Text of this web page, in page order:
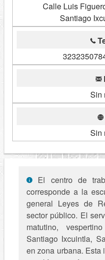
Calle Luis
Santiago
Sin
Sin
El centro de
corresponde a la
general Leyes de
sector público. El
matutino,
Santiago Ixcuintla,
en zona urbana.